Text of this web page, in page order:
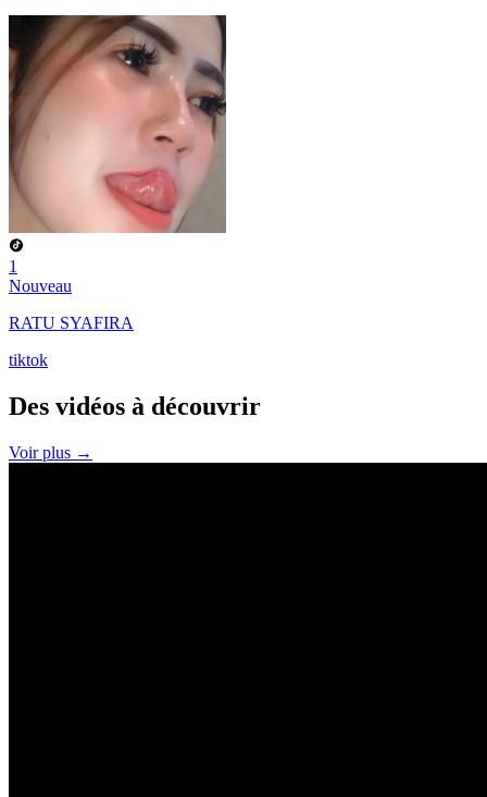
1
Nouveau
RATU SYAFIRA
tiktok
Des vidéos à découvrir
Voir plus →